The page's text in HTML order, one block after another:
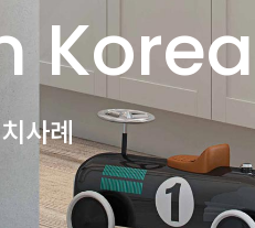
Korea
사례